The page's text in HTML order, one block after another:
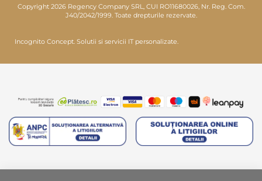
Copyright 2026 Regency Company SRL, CUI RO11680026, Nr. Reg. Com.
J40/2042/1999. Toate drepturile rezervate.
Incognito Concept. Solutii si servicii IT personalizate.